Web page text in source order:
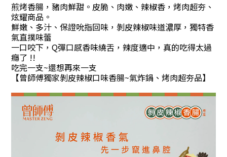
煎烤香腸，豬肉鮮甜。皮脆、肉嫩、辣椒香，烤肉超夯、
炫耀商品。
鮮嫩、多汁、保證吮指回味，剝皮辣椒味道濃厚，獨特香
氣直撲味蕾
一口咬下，Q彈口感香味繞舌，辣度適中，真的吃得太過
癮了 !!
吃完一支~還想再來一支
【曾師傅獨家剝皮辣椒口味香腸~氣炸鍋、烤肉超夯品】